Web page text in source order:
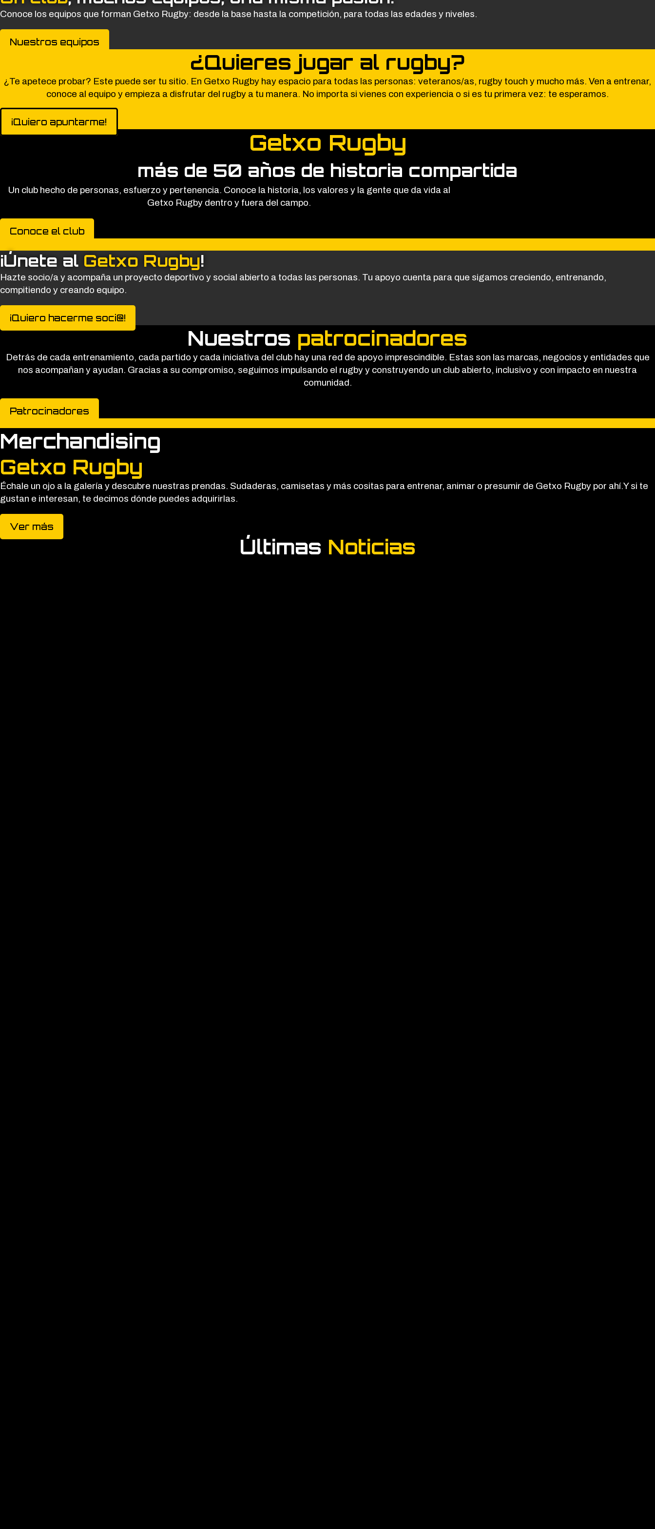
Conoce los equipos que forman Getxo Rugby: desde la base hasta la competición, para todas las edades y niveles.
Nuestros equipos
¿Quieres jugar al rugby?
¿Te apetece probar? Este puede ser tu sitio. En Getxo Rugby hay espacio para todas las personas: veteranos/as, rugby touch y mucho más. Ven a entrenar,
conoce al equipo y empieza a disfrutar del rugby a tu manera. No importa si vienes con experiencia o si es tu primera vez: te esperamos.
¡Quiero apuntarme!
Getxo Rugby
más de 50 años de historia compartida
Un club hecho de personas, esfuerzo y pertenencia. Conoce la historia, los valores y la gente que da vida al
Getxo Rugby dentro y fuera del campo.
Conoce el club
¡Únete al Getxo Rugby!
Hazte socio/a y acompaña un proyecto deportivo y social abierto a todas las personas. Tu apoyo cuenta para que sigamos creciendo, entrenando,
compitiendo y creando equipo.
¡Quiero hacerme soci@!
Nuestros patrocinadores
Detrás de cada entrenamiento, cada partido y cada iniciativa del club hay una red de apoyo imprescindible. Estas son las marcas, negocios y entidades que
nos acompañan y ayudan. Gracias a su compromiso, seguimos impulsando el rugby y construyendo un club abierto, inclusivo y con impacto en nuestra
comunidad.
Patrocinadores
Merchandising
Getxo Rugby
Échale un ojo a la galería y descubre nuestras prendas. Sudaderas, camisetas y más cositas para entrenar, animar o presumir de Getxo Rugby por ahí.Y si te
gustan e interesan, te decimos dónde puedes adquirirlas.
Ver más
Últimas Noticias